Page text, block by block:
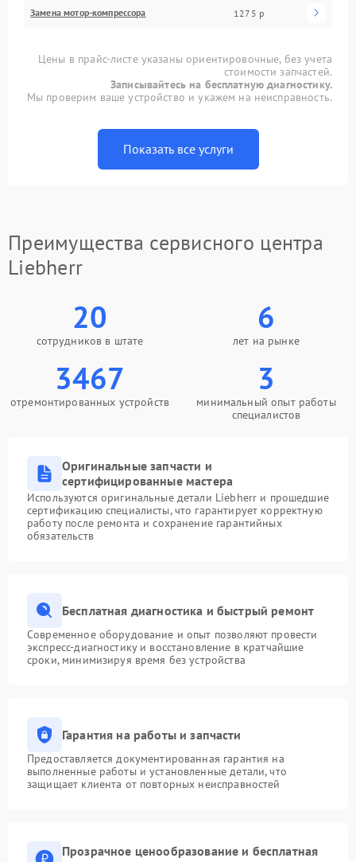
Замена мотор-компрессора 1275 р
Цены в прайс-листе указаны ориентировочные, без учета
стоимости запчастей.
Записывайтесь на бесплатную диагностику.
Мы проверим ваше устройство и укажем на неисправность.
Показать все услуги
Преимущества сервисного центра
Liebherr
20
сотрудников в штате
6
лет на рынке
3467
отремонтированных устройств
3
минимальный опыт работы
специалистов
Оригинальные запчасти и
сертифицированные мастера
Используются оригинальные детали Liebherr и прошедшие
сертификацию специалисты, что гарантирует корректную
работу после ремонта и сохранение гарантийных
обязательств
Бесплатная диагностика и быстрый ремонт
Современное оборудование и опыт позволяют провести
экспресс-диагностику и восстановление в кратчайшие
сроки, минимизируя время без устройства
Гарантия на работы и запчасти
Предоставляется документированная гарантия на
выполненные работы и установленные детали, что
защищает клиента от повторных неисправностей
Прозрачное ценообразование и бесплатная